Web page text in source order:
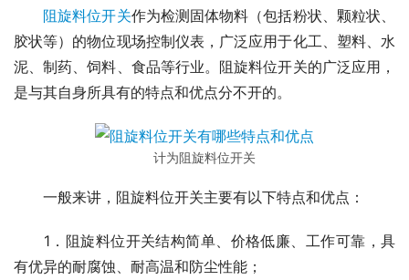
阻旋料位开关作为检测固体物料（包括粉状、颗粒状、
胶状等）的物位现场控制仪表，广泛应用于化工、塑料、水
泥、制药、饲料、食品等行业。阻旋料位开关的广泛应用，
是与其自身所具有的特点和优点分不开的。
计为阻旋料位开关
一般来讲，阻旋料位开关主要有以下特点和优点：
1．阻旋料位开关结构简单、价格低廉、工作可靠，具
有优异的耐腐蚀、耐高温和防尘性能；